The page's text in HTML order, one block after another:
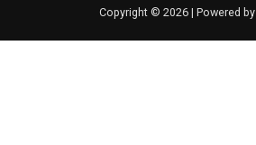
Copyright © 2026 | Powered by